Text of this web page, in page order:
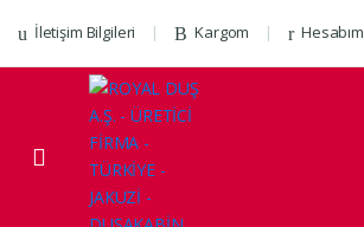
İletişim Bilgileri Kargom Hesabım